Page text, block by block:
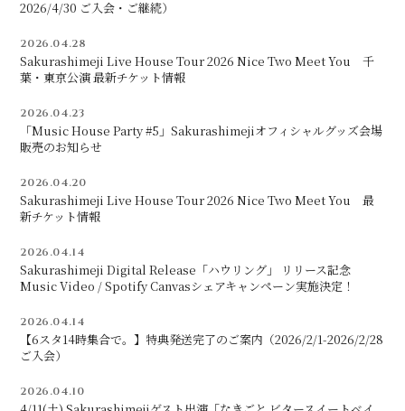
会員登録 ログイン
2026/4/30 ご入会・ご継続）
2026.04.28
Sakurashimeji Live House Tour 2026 Nice Two Meet You 千
葉・東京公演 最新チケット情報
2026.04.23
「Music House Party #5」Sakurashimejiオフィシャルグッズ会場
販売のお知らせ
2026.04.20
Sakurashimeji Live House Tour 2026 Nice Two Meet You 最
新チケット情報
2026.04.14
Sakurashimeji Digital Release「ハウリング」 リリース記念
Music Video / Spotify Canvasシェアキャンペーン実施決定！
2026.04.14
【6スタ14時集合で。】特典発送完了のご案内（2026/2/1-2026/2/28
ご入会）
2026.04.10